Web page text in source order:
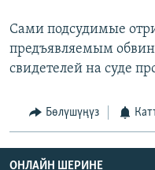
Сами подсудимые
предъявляемым
свидетелей на суде
Бөлүшүңүз
ОНЛАЙН ШЕРИНЕ